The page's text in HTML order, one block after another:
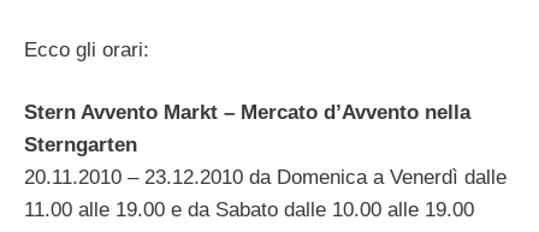
Ecco gli orari:
Stern Avvento Markt – Mercato d’Avvento nella
Sterngarten
20.11.2010 – 23.12.2010 da Domenica a Venerdì dalle
11.00 alle 19.00 e da Sabato dalle 10.00 alle 19.00